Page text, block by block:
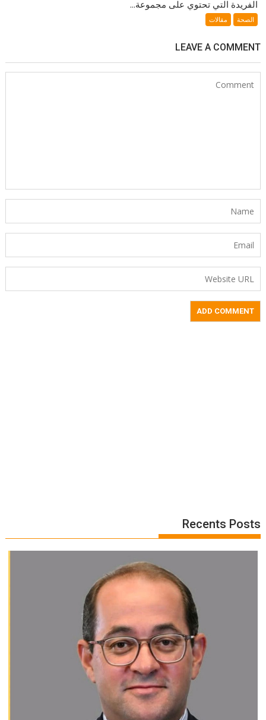
الفريدة التي تحتوي على مجموعة...
الصحة مقالات
LEAVE A COMMENT
Recents Posts